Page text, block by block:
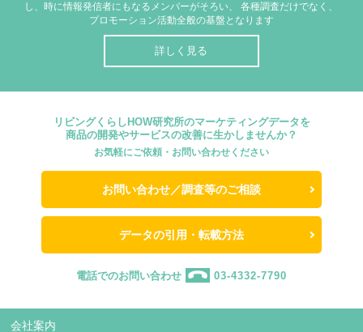
し、時に情報発信者にもなるメンバーがそろい、
各種調査だけでなく、
プロモーション活動全般の基盤となります
詳しく見る
リビングくらしHOW研究所のマーケティングデータを
商品の開発やサービスの改善に生かしませんか？
お気軽にご依頼・お問い合わせください
お問い合わせ／調査等のご相談
データの引用・転載方法
電話でのお問い合わせ 03-4332-7790
会社案内